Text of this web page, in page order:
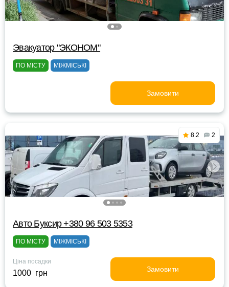
Эвакуатор "ЭКОНОМ"
ПО МІСТУ МІЖМІСЬКІ
Замовити
8.2 2
Авто Буксир +380 96 503 5353
ПО МІСТУ МІЖМІСЬКІ
Ціна посадки
1000 грн Замовити